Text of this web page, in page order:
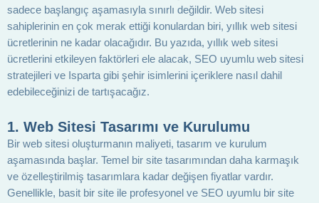
sadece başlangıç aşamasıyla sınırlı değildir. Web sitesi
sahiplerinin en çok merak ettiği konulardan biri, yıllık web sitesi
ücretlerinin ne kadar olacağıdır. Bu yazıda, yıllık web sitesi
ücretlerini etkileyen faktörleri ele alacak, SEO uyumlu web sitesi
stratejileri ve Isparta gibi şehir isimlerini içeriklere nasıl dahil
edebileceğinizi de tartışacağız.
1. Web Sitesi Tasarımı ve Kurulumu
Bir web sitesi oluşturmanın maliyeti, tasarım ve kurulum
aşamasında başlar. Temel bir site tasarımından daha karmaşık
ve özelleştirilmiş tasarımlara kadar değişen fiyatlar vardır.
Genellikle, basit bir site ile profesyonel ve SEO uyumlu bir site